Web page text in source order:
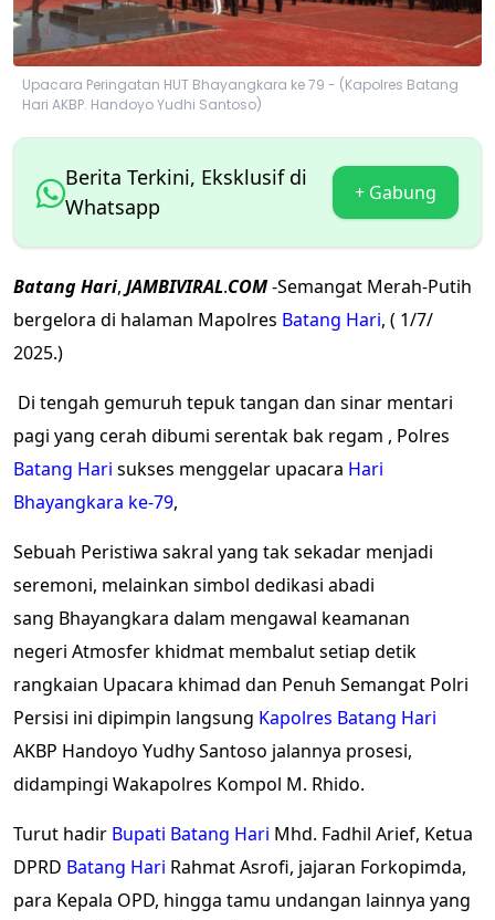
Upacara Peringatan HUT Bhayangkara ke 79 - (Kapolres Batang
Hari AKBP. Handoyo Yudhi Santoso)
Berita Terkini, Eksklusif di
Whatsapp
+ Gabung
BatangHari,JAMBIVIRAL.COM-Semangat Merah-Putih
bergelora di halaman Mapolres Batang Hari, ( 1/7/
2025.)
Di tengah gemuruh tepuk tangan dan sinar mentari
pagi yang cerah dibumi serentak bak regam , Polres
Batang Hari sukses menggelar upacara Hari
Bhayangkara ke-79,
Sebuah Peristiwa sakral yang tak sekadar menjadi
seremoni, melainkan simbol dedikasi abadi
sang Bhayangkara dalam mengawal keamanan
negeri Atmosfer khidmat membalut setiap detik
rangkaian Upacara khimad dan Penuh Semangat Polri
Persisi ini dipimpin langsung Kapolres Batang Hari
AKBP Handoyo Yudhy Santoso jalannya prosesi,
didampingi Wakapolres Kompol M. Rhido.
Turut hadir Bupati Batang Hari Mhd. Fadhil Arief, Ketua
DPRD Batang Hari Rahmat Asrofi, jajaran Forkopimda,
para Kepala OPD, hingga tamu undangan lainnya yang